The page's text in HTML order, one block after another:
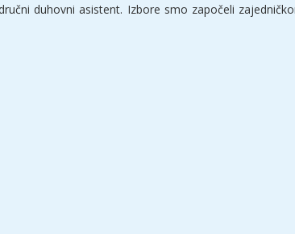
duhovni asistent. Izbore smo započeli